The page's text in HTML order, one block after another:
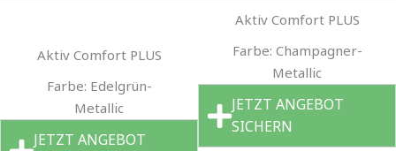
Aktiv Comfort PLUS
Farbe: Edelgrün-
Metallic
JETZT ANGEBOT
Aktiv Comfort PLUS
Farbe: Champagner-
Metallic
JETZT ANGEBOT
SICHERN